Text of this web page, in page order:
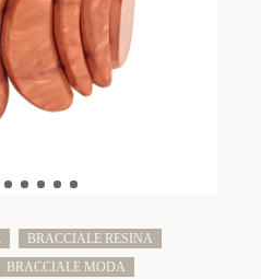
BRACCIALE RESINA
BRACCIALE MODA